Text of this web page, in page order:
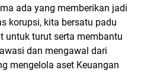
ada yang memberikan jadi
korupsi, kita bersatu padu
untuk turut serta membantu
dan mengawal dari
mengelola aset Keuangan